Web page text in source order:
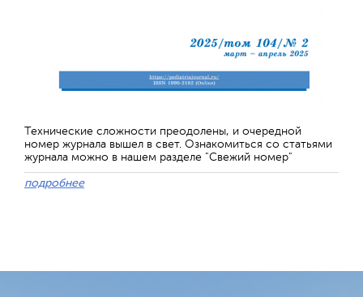
Технические сложности преодолены, и очередной
номер журнала вышел в свет. Ознакомиться со статьями
журнала можно в нашем разделе "Свежий номер"
подробнее